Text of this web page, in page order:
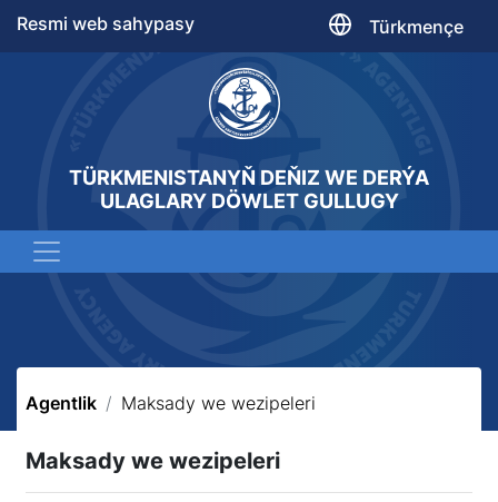
Resmi web sahypasy Türkmençe
TÜRKMENISTANYŇ DEŇIZ WE DERÝA
ULAGLARY DÖWLET GULLUGY
Agentlik Maksady we wezipeleri
Maksady we wezipeleri